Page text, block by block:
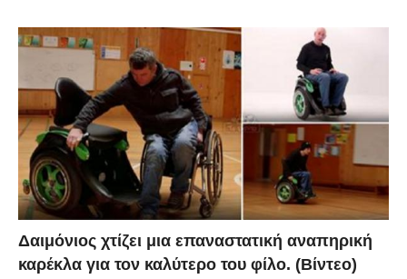
Δαιμόνιος χτίζει μια επαναστατική αναπηρική
καρέκλα για τον καλύτερο του φίλο. (Βίντεο)